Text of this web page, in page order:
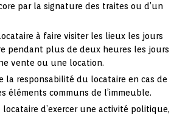
par la signature des traites ou d’un
à faire visiter les lieux les jours
pendant plus de deux heures les jours
vente ou une location.
la responsabilité du locataire en cas de
éléments communs de l’immeuble.
d’exercer une activité politique,